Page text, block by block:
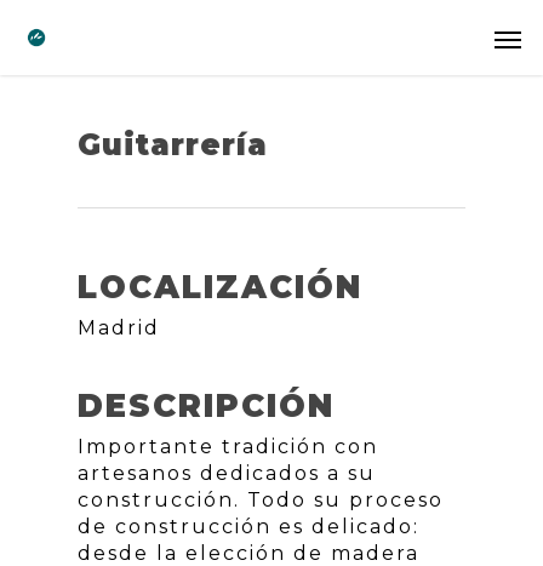
Guitarrería
LOCALIZACIÓN
Madrid
DESCRIPCIÓN
Importante tradición con
artesanos dedicados a su
construcción. Todo su proceso
de construcción es delicado:
desde la elección de madera